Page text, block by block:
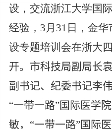
设，交流浙江大学国
经验， 3 月 31 日，金
设专题培训会在浙大
开。市科技局副局长
副书记、纪委书记李
“一带一路”国际医学
敏，“一带一路”国际